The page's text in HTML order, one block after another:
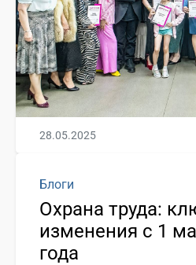
28.05.2025
Блоги
Охрана труда:
изменения с 1
года